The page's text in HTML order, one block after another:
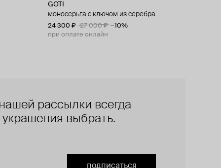
GOTI
моносерьга с ключом из серебра
24 300 ₽ 27 000 ₽ −10%
при оплате онлайн
рассылки всегда
украшения выбрать.
подписаться